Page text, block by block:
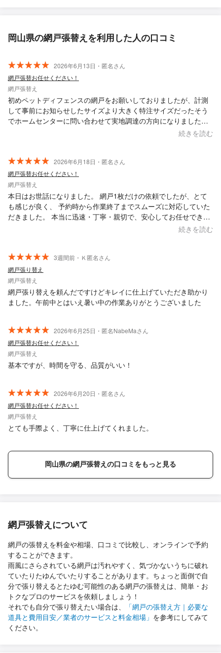
岡山県の網戸張替えを利用した人の口コミ
2026年6月13日・匿名さん
網戸張替お任せください！
網戸張替え
初めペットディフェンスの網戸をお願いしておりましたが、計測
して事前にお知らせしたサイズより大きく特注サイズだったそう
でホームセンターに問い合わせて実地調達の方向になりました。
しかし三協アルミの網戸は押さえゴムを入れるところが狭いく、
たのにかなり良心的な価格になっていました。また破れた際には
小松原さんにお願いしたいです。
続きを読む
2026年6月18日・匿名さん
網戸張替お任せください！
網戸張替え
本日はお世話になりました。 網戸1枚だけの依頼でしたが、とて
も感じが良く、 予約時から作業終了までスムーズに対応していた
だきました。 本当に迅速・丁寧・親切で、安心してお任せできる
方だと思います。 古い家なので、何かあればまたお願いしたいと
続きを読む
3週間前・Ｋ匿名さん
網戸張り替え
網戸張替え
網戸張り替えを頼んだですけどキレイに仕上げていただき助かり
ました。午前中とはいえ暑い中の作業ありがとうございました
2026年6月25日・匿名NabeMaさん
網戸張替お任せください！
網戸張替え
基本ですが、時間を守る、品質がいい！
2026年6月20日・匿名さん
網戸張替お任せください！
網戸張替え
とても手際よく、丁寧に仕上げてくれました。
岡山県の網戸張替えの口コミをもっと見る
網戸張替えについて
網戸の張替えを料金や相場、口コミで比較し、オンラインで予約
することができます。
雨風にさらされている網戸は汚れやすく、気づかないうちに破れ
ていたりたゆんでいたりすることがあります。ちょっと面倒で自
分で張り替えるとたゆむ可能性のある網戸の張替えは、簡単・お
トクなプロのサービスを依頼しましょう！
それでも自分で張り替えたい場合は、
「網戸の張替え方｜必要な
道具と費用目安／業者のサービスと料金相場」 を参考にしてみて
ください。